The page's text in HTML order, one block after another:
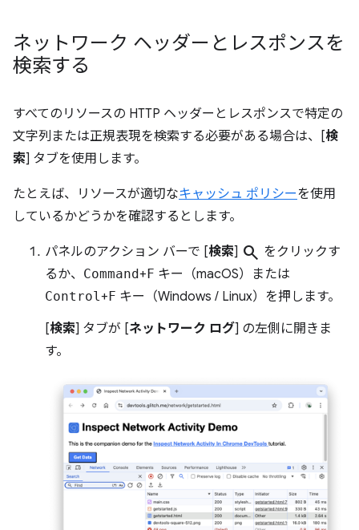
ネットワーク ヘッダーとレスポンスを
検索する
すべてのリソースの HTTP ヘッダーとレスポンスで特定の
文字列または正規表現を検索する必要がある場合は、[検
索] タブを使用します。
たとえば、リソースが適切なキャッシュ ポリシーを使用
しているかどうかを確認するとします。
パネルのアクション バーで [検索] search をクリックす
るか、 Command+ F キー（macOS）または
Control+ F キー（Windows / Linux）を押します。
[検索] タブが [ネットワーク ログ] の左側に開きま
す。